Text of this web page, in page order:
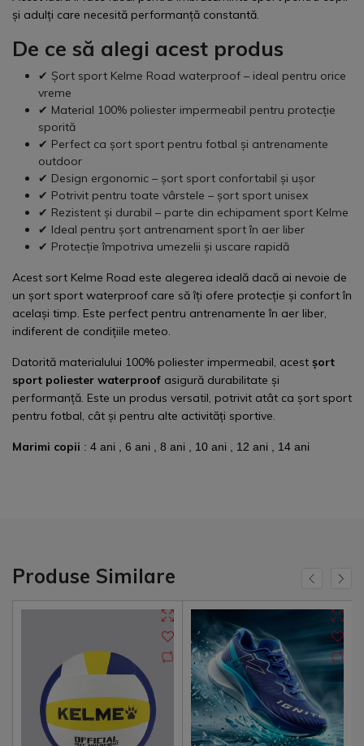
și adulți care necesită performanță constantă.
De ce să alegi acest produs
✔ Șort sport Kelme Road waterproof – ideal pentru orice
vreme
✔ Material 100% poliester impermeabil pentru protecție
sporită
✔ Perfect ca șort sport pentru fotbal și antrenamente
outdoor
✔ Design ergonomic – șort sport confortabil și ușor
✔ Potrivit pentru toate vârstele – șort sport unisex
✔ Rezistent și durabil – parte din echipament sport Kelme
✔ Ideal pentru șort antrenament sport în aer liber
✔ Protecție împotriva umezelii și uscare rapidă
Acest sort Kelme Road este alegerea ideală dacă ai nevoie de
un șort sport waterproof care să îți ofere protecție și confort în
același timp. Este perfect pentru antrenamente în aer liber,
indiferent de condițiile meteo.
Datorită materialului 100% poliester impermeabil, acest șort
sport poliester waterproof asigură durabilitate și
performanță. Este un produs versatil, potrivit atât ca șort sport
pentru fotbal, cât și pentru alte activități sportive.
Marimi copii : 4 ani , 6 ani , 8 ani , 10 ani , 12 ani , 14 ani
Produse Similare